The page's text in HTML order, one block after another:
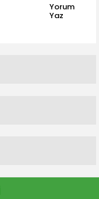
Yorum
Yaz